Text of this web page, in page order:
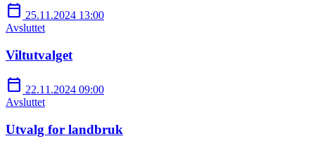
calendar_today 25.11.2024 13:00
Avsluttet
Viltutvalget
calendar_today 22.11.2024 09:00
Avsluttet
Utvalg for landbruk